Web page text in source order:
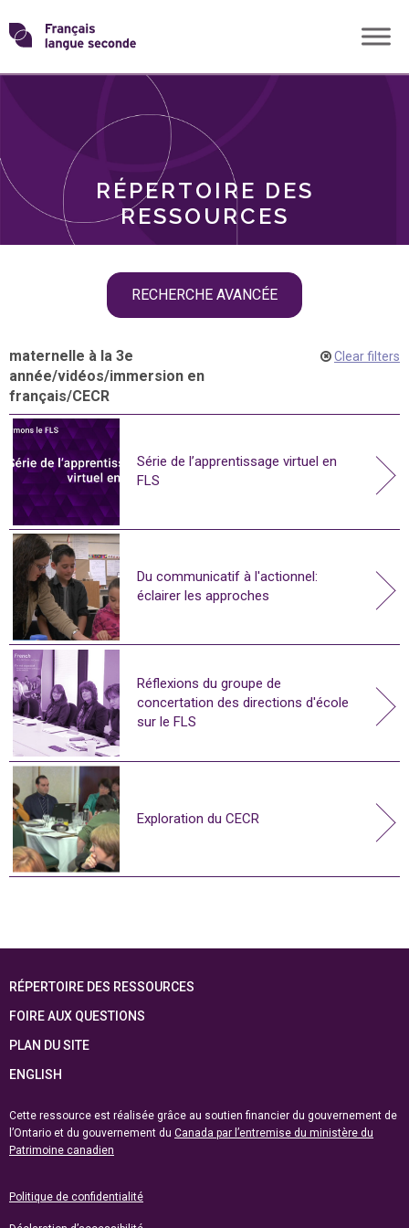
Skip
toTransformons
langue
RÉPERTOIRE DES
RESSOURCES
RECHERCHE AVANCÉE
THÈMES
maternelle à la 3e
année/vidéos/immersion en
français/CECR
Clear filters
Série de l’apprentissage virtuel en
FLS
Du communicatif à l'actionnel:
éclairer les approches
Réflexions du groupe de
concertation des directions d'école
sur le FLS
Exploration du CECR
RÉPERTOIRE DES RESSOURCES
FOIRE AUX QUESTIONS
PLAN DU SITE
ENGLISH
Cette ressource est réalisée grâce au soutien financier du gouvernement de
l’Ontario et du gouvernement du Canada par l’entremise du ministère du
Patrimoine canadien
Politique de confidentialité